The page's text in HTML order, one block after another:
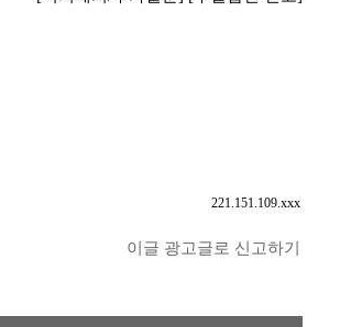
221.151.109.xxx
이글 광고글로 신고하기